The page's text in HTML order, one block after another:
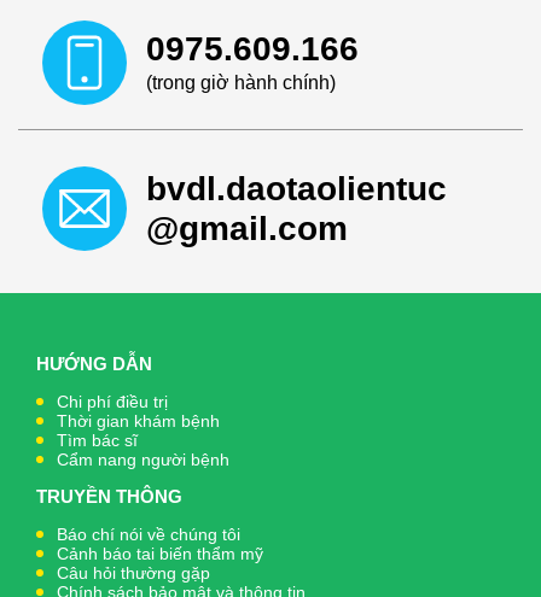
0975.609.166
(trong giờ hành chính)
bvdl.daotaolientuc
@gmail.com
HƯỚNG DẪN
Chi phí điều trị
Thời gian khám bệnh
Tìm bác sĩ
Cẩm nang người bệnh
TRUYỀN THÔNG
Báo chí nói về chúng tôi
Cảnh báo tai biến thẩm mỹ
Câu hỏi thường gặp
Chính sách bảo mật và thông tin